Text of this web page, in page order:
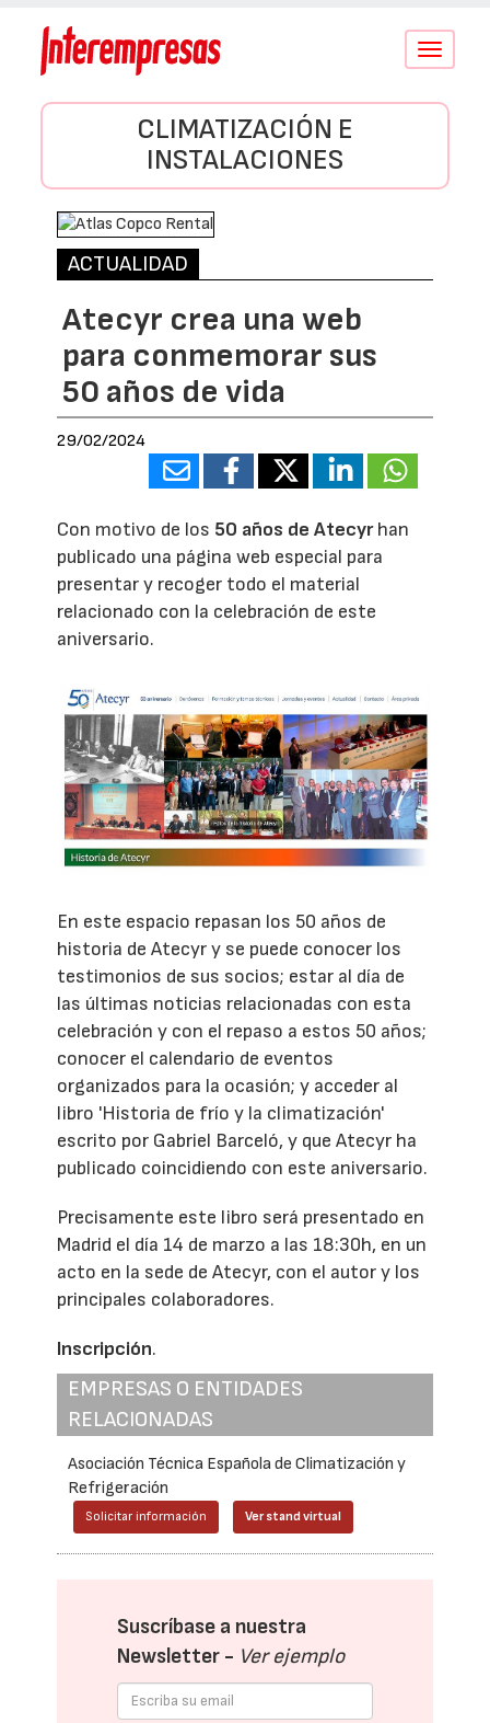
Conmutar
CLIMATIZACIÓN E
INSTALACIONES
ACTUALIDAD
Atecyr crea una web
para conmemorar sus
50 años de vida
29/02/2024
Con motivo de los 50 años de Atecyrhan
publicado una página web especial para
presentar y recoger todo el material
relacionado con la celebración de este
aniversario.
En este espacio repasan los 50 años de
historia de Atecyr y se puede conocer los
testimonios de sus socios; estar al día de
las últimas noticias relacionadas con esta
celebración y con el repaso a estos 50 años;
conocer el calendario de eventos
organizados para la ocasión; y acceder al
libro 'Historia de frío y la climatización'
escrito por Gabriel Barceló, y que Atecyr ha
publicado coincidiendo con este aniversario.
Precisamente este libro será presentado en
Madrid el día 14 de marzo a las 18:30h, en un
acto en la sede de Atecyr, con el autor y los
principales colaboradores.
Inscripción.
EMPRESAS O ENTIDADES
RELACIONADAS
Asociación Técnica Española de Climatización y
Refrigeración
Solicitar información Ver stand virtual
Suscríbase a nuestra
Newsletter - Ver ejemplo